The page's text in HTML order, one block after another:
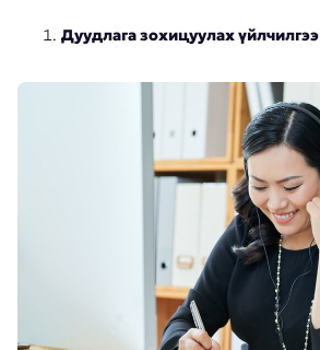
Дуудлага зохицуулах үйлчилгээ